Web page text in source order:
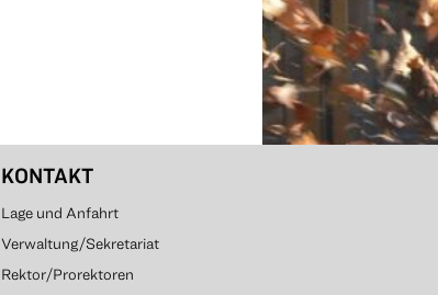
KONTAKT
Lage und Anfahrt
Verwaltung/Sekretariat
Rektor/Prorektoren